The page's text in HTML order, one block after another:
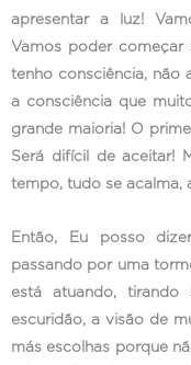
apresentar a luz!
Vamos poder
tenho consciência, não
a consciência que
grande maioria! O
Será difícil de aceitar!
tempo, tudo se acalma,
Então, Eu posso
passando por uma
está atuando,
escuridão, a visão de
más escolhas porque